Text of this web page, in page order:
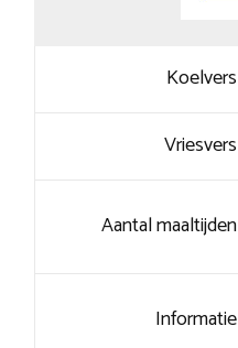
Koelvers
Vriesvers
Aantal maaltijden
Informatie